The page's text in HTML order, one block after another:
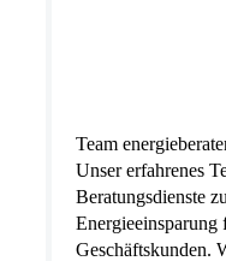
Team
Unser erfahrenes
Beratungsdienste
Energieeinsparung
Geschäftskunden.